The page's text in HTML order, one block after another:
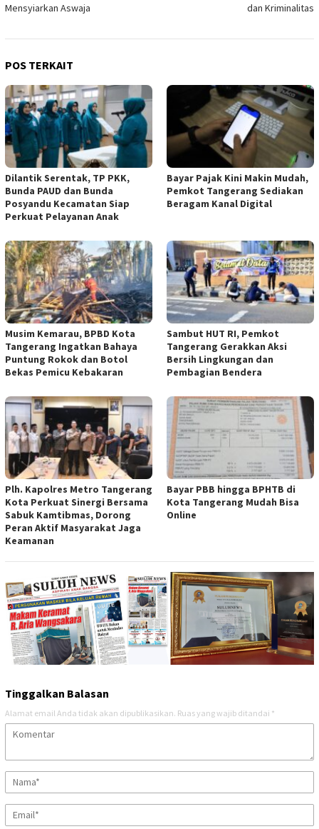
Mensyiarkan Aswaja
dan Kriminalitas
POS TERKAIT
Dilantik Serentak, TP PKK,
Bunda PAUD dan Bunda
Posyandu Kecamatan Siap
Perkuat Pelayanan Anak
Bayar Pajak Kini Makin Mudah,
Pemkot Tangerang Sediakan
Beragam Kanal Digital
Musim Kemarau, BPBD Kota
Tangerang Ingatkan Bahaya
Puntung Rokok dan Botol
Bekas Pemicu Kebakaran
Sambut HUT RI, Pemkot
Tangerang Gerakkan Aksi
Bersih Lingkungan dan
Pembagian Bendera
Plh. Kapolres Metro Tangerang
Kota Perkuat Sinergi Bersama
Sabuk Kamtibmas, Dorong
Peran Aktif Masyarakat Jaga
Keamanan
Bayar PBB hingga BPHTB di
Kota Tangerang Mudah Bisa
Online
Tinggalkan Balasan
Alamat email Anda tidak akan dipublikasikan. Ruas yang wajib ditandai *